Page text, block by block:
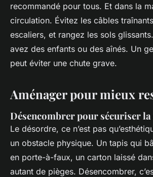
recommandé pour tous. Et dans la
circulation. Évitez les câbles
escaliers, et rangez les sols
avez des enfants ou des aînés. Un
peut éviter une chute grave.
Aménager pour mieux
Désencombrer pour sécuriser
Le désordre, ce n’est pas
un obstacle physique. Un tapis qui
en porte-à-faux, un carton laissé
autant de pièges. Désencombrer,